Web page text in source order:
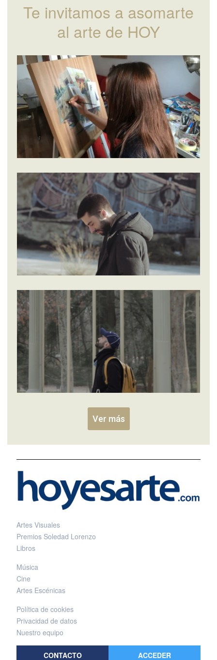
Te invitamos a asomarte
al arte de HOY
Ver más
Artes Visuales
Premios Soledad Lorenzo
Libros
Música
Cine
Artes Escénicas
Política de cookies
Privacidad de datos
Nuestro equipo
CONTACTO ACCEDER